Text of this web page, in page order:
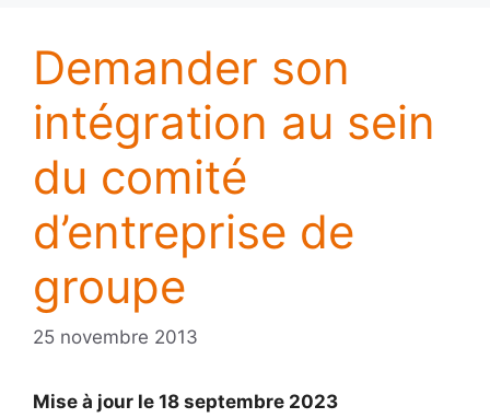
Demander son
intégration au sein
du comité
d’entreprise de
groupe
25 novembre 2013
Mise à jour le 18 septembre 2023